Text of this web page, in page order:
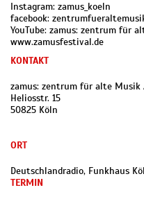
Instagram: zamus_koeln
facebook:
YouTube: zamus: zentrum für
www.zamusfestival.de
KONTAKT
zamus: zentrum für alte Musik
Heliosstr. 15
50825 Köln
ORT
Deutschlandradio, Funkhaus
TERMIN